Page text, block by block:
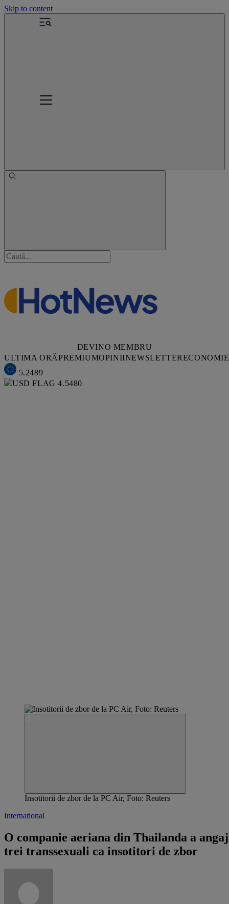
Skip to content
DEVINO MEMBRU
ULTIMA ORĂPREMIUMOPINIINEWSLETTERECONOMIE
5.2489
4.5480
Insotitorii de zbor de la PC Air, Foto: Reuters
International
O companie aeriana din Thailanda a
trei transsexuali ca insotitori de zbor